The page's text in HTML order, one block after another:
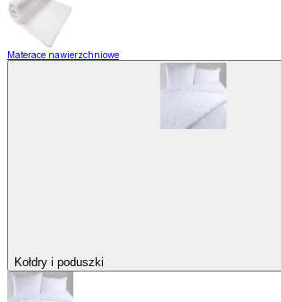
Materace nawierzchniowe
Kołdry i poduszki